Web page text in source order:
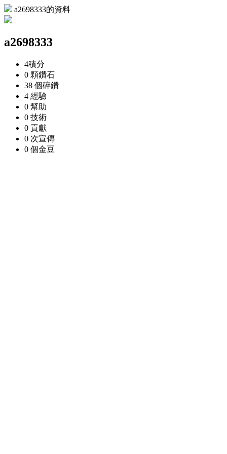
a2698333的資料
a2698333
4積分
0 顆鑽石
38 個碎鑽
4 經驗
0 幫助
0 技術
0 貢獻
0 次宣傳
0 個金豆